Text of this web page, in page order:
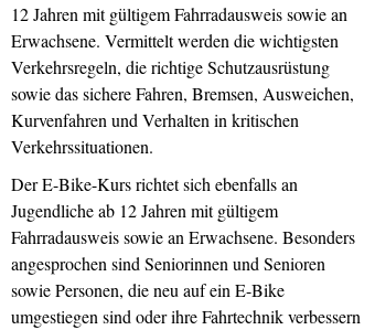
12 Jahren mit gültigem Fahrradausweis sowie an
Erwachsene. Vermittelt werden die wichtigsten
Verkehrsregeln, die richtige Schutzausrüstung
sowie das sichere Fahren, Bremsen, Ausweichen,
Kurvenfahren und Verhalten in kritischen
Verkehrssituationen.
Der E-Bike-Kurs richtet sich ebenfalls an
Jugendliche ab 12 Jahren mit gültigem
Fahrradausweis sowie an Erwachsene. Besonders
angesprochen sind Seniorinnen und Senioren
sowie Personen, die neu auf ein E-Bike
umgestiegen sind oder ihre Fahrtechnik verbessern